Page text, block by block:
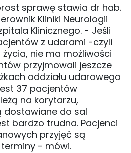
sprawę stawia dr hab.
Kliniki Neurologii
Klinicznego. - Jeśli
z udarami -czyli
nie ma możliwości
przyjmowali jeszcze
oddziału udarowego
37 pacjentów
na korytarzu,
dostawiane do sal
bardzo trudna. Pacjenci
przyjęć są
terminy - mówi.